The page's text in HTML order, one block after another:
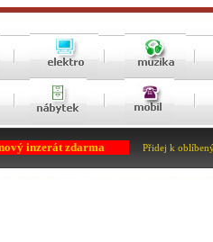
inzerát zdarma Přidej k